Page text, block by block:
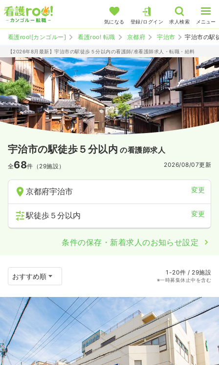
気になる 登録/ログイン 求人検索 メニュー
看護roo![カンゴルー] 看護roo! 転職 京都府 宇治市 宇治市の駅
【2026年8月最新】宇治市の駅徒歩５分以内の看護師/准看護師求人・転職・給料
宇治市の駅徒歩５分以内 の看護師求人
全68件（29施設） 2026/08/07更新
京都府宇治市 変更
駅徒歩５分以内 変更
条件の保存・新着求人のお知らせ設定
1-20件 / 29施設
※一時募集休止中を含む